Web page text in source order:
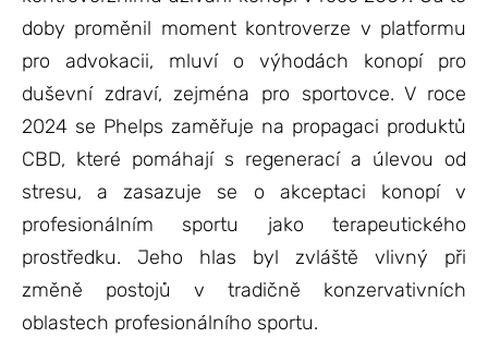
doby proměnil moment kontroverze v platformu
pro advokacii, mluví o výhodách konopí pro
duševní zdraví, zejména pro sportovce. V roce
2024 se Phelps zaměřuje na propagaci produktů
CBD, které pomáhají s regenerací a úlevou od
stresu, a zasazuje se o akceptaci konopí v
profesionálním sportu jako terapeutického
prostředku. Jeho hlas byl zvláště vlivný při
změně postojů v tradičně konzervativních
oblastech profesionálního sportu.